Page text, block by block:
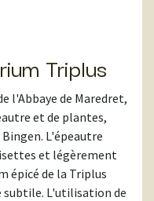
Triplus
l'Abbaye de Maredret,
et de plantes,
L'épeautre
et légèrement
épicé de la Triplus
L'utilisation de